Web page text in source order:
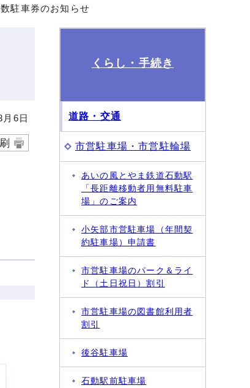
駐車券のお知らせ
6日
くらし・手続き
道路・交通
市営駐車場・市営駐輪場
あいの風とやま鉄道石動駅
「長距離移動者用無料駐車
場」のご案内
小矢部市営駐車場（年間契
約駐車場）申請書
市営駐車場のパーク＆ライ
ド（土日祝日）割引
市営駐車場の図書館利用者
割引
後谷駐車場
石動駅前駐車場